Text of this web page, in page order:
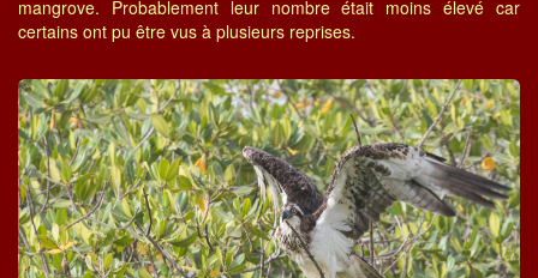
mangrove. Probablement leur nombre était moins élevé car
certains ont pu être vus à plusieurs reprises.